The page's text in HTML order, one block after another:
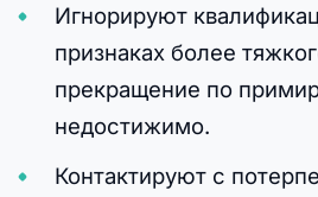
Игнорируют
признаках более
прекращение по
недостижимо.
Контактируют с